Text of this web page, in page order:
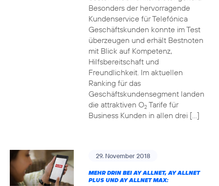
Besonders der hervorragende
Kundenservice für Telefónica
Geschäftskunden konnte im Test
überzeugen und erhält Bestnoten
mit Blick auf Kompetenz,
Hilfsbereitschaft und
Freundlichkeit. Im aktuellen
Ranking für das
Geschäftskundensegment landen
die attraktiven O2Tarife für
Business Kunden in allen drei […]
29. November 2018
MEHR DRIN BEI AY ALLNET, AY ALLNET
PLUS UND AY ALLNET MAX: